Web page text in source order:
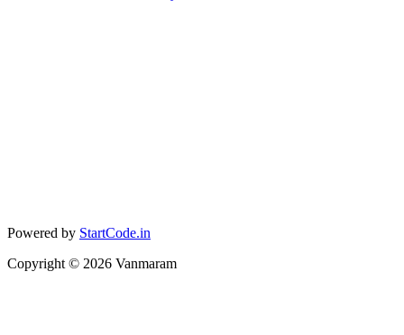
Powered by StartCode.in
Copyright © 2026 Vanmaram